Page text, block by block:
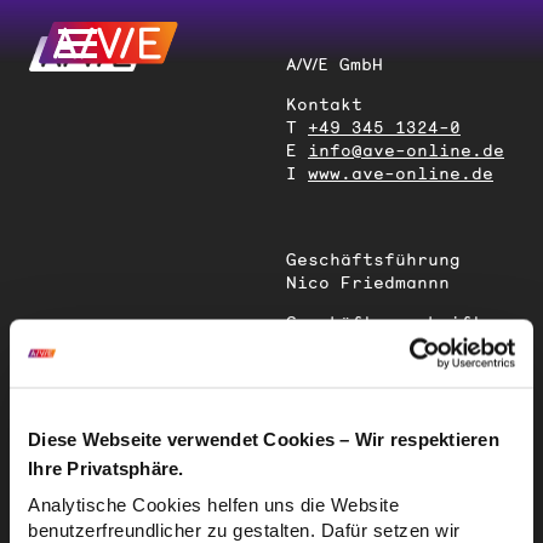
Diese Webseite verwendet Cookies – Wir respektieren
Ihre Privatsphäre.
Analytische Cookies helfen uns die Website
benutzerfreundlicher zu gestalten. Dafür setzen wir
A/V/E GmbH
Kontakt
T +49 345 1324-0
E info@ave-online.de
I www.ave-online.de
Geschäftsführung
Nico Friedmannn
Geschäftsanschrift
Magdeburger Straße
Sitz der
Gesellschaft